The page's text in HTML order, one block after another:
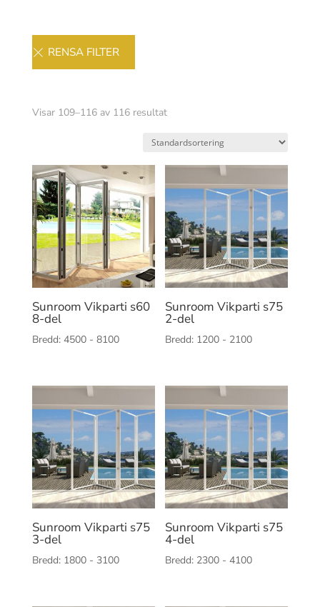
Visar 109–116 av 116 resultat
Sunroom Vikparti s60
8-del
Bredd: 4500 - 8100
Sunroom Vikparti s75
2-del
Bredd: 1200 - 2100
Sunroom Vikparti s75
3-del
Bredd: 1800 - 3100
Sunroom Vikparti s75
4-del
Bredd: 2300 - 4100